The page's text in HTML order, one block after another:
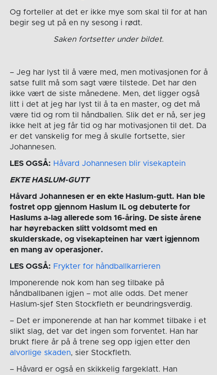
Og forteller at det er ikke mye som skal til for at han
begir seg ut på en ny sesong i rødt.
Saken fortsetter under bildet.
– Jeg har lyst til å være med, men motivasjonen for å
satse fullt må som sagt være tilstede. Det har den
ikke vært de siste månedene. Men, det ligger også
litt i det at jeg har lyst til å ta en master, og det må
være tid og rom til håndballen. Slik det er nå, ser jeg
ikke helt at jeg får tid og har motivasjonen til det. Da
er det vanskelig for meg å skulle fortsette, sier
Johannesen.
LES OGSÅ: Håvard Johannesen blir visekaptein
EKTE HASLUM-GUTT
Håvard Johannesen er en ekte Haslum-gutt. Han ble
fostret opp gjennom Haslum IL og debuterte for
Haslums a-lag allerede som 16-åring. De siste årene
har høyrebacken slitt voldsomt med en
skulderskade, og visekapteinen har vært igjennom
en mang av operasjoner.
LES OGSÅ: Frykter for håndballkarrieren
Imponerende nok kom han seg tilbake på
håndballbanen igjen – mot alle odds. Det mener
Haslum-sjef Sten Stockfleth er beundringsverdig.
– Det er imponerende at han har kommet tilbake i et
slikt slag, det var det ingen som forventet. Han har
brukt flere år på å trene seg opp igjen etter den
alvorlige skaden, sier Stockfleth.
– Håvard er også en skikkelig fargeklatt. Han